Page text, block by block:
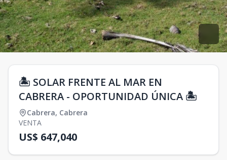
🏝️ SOLAR FRENTE AL MAR EN
CABRERA - OPORTUNIDAD ÚNICA 🏝️
Cabrera, Cabrera
VENTA
US$ 647,040